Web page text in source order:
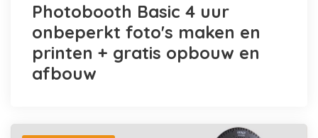
Photobooth Basic 4 uur
onbeperkt foto's maken en
printen + gratis opbouw en
afbouw